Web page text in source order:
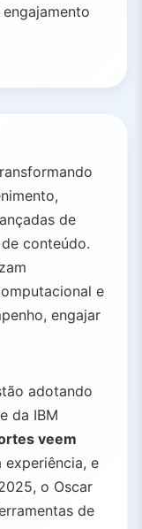
de
conteúdo.
e
engajar
adotando
da IBM
veem
experiência, e
o Oscar
de